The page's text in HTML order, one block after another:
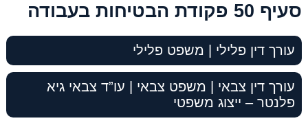
סעיף 50 פקודת הבטיחות בעבודה
עורך דין פלילי | משפט פלילי
עורך דין צבאי | משפט צבאי | עו”ד צבאי גיא
פלנטר – ייצוג משפטי